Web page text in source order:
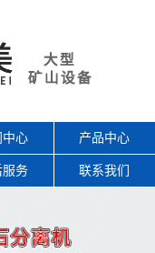
中心 产品中心
服务 联系我们